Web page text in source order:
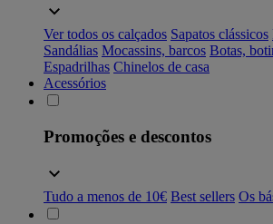
Ver todos os calçados Sapatos clássicos
Sandálias Mocassins, barcos Botas,
Espadrilhas Chinelos de casa
Acessórios
Promoções e descontos
Tudo a menos de 10€ Best sellers Os